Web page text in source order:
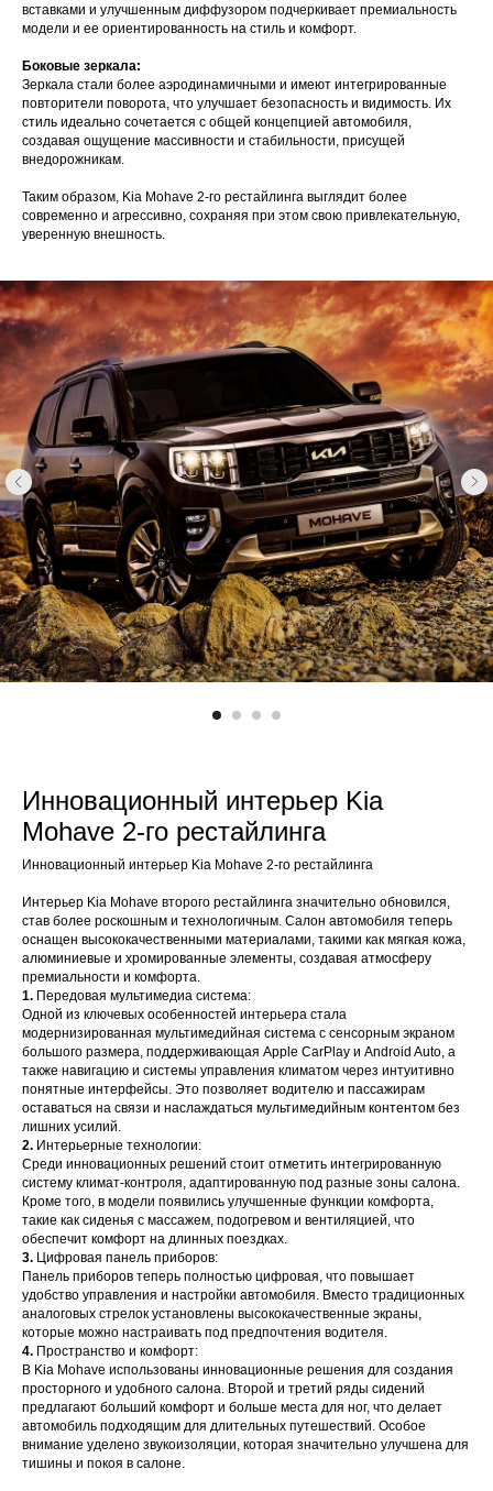
вставками и улучшенным диффузором подчеркивает премиальность
модели и ее ориентированность на стиль и комфорт.
Боковые зеркала:
Зеркала стали более аэродинамичными и имеют интегрированные
повторители поворота, что улучшает безопасность и видимость. Их
стиль идеально сочетается с общей концепцией автомобиля,
создавая ощущение массивности и стабильности, присущей
внедорожникам.
Таким образом, Kia Mohave 2-го рестайлинга выглядит более
современно и агрессивно, сохраняя при этом свою привлекательную,
уверенную внешность.
Инновационный интерьер Kia
Mohave 2-го рестайлинга
Инновационный интерьер Kia Mohave 2-го рестайлинга
Интерьер Kia Mohave второго рестайлинга значительно обновился,
став более роскошным и технологичным. Салон автомобиля теперь
оснащен высококачественными материалами, такими как мягкая кожа,
алюминиевые и хромированные элементы, создавая атмосферу
премиальности и комфорта.
1. Передовая мультимедиа система:
Одной из ключевых особенностей интерьера стала
модернизированная мультимедийная система с сенсорным экраном
большого размера, поддерживающая Apple CarPlay и Android Auto, а
также навигацию и системы управления климатом через интуитивно
понятные интерфейсы. Это позволяет водителю и пассажирам
оставаться на связи и наслаждаться мультимедийным контентом без
лишних усилий.
2. Интерьерные технологии:
Среди инновационных решений стоит отметить интегрированную
систему климат-контроля, адаптированную под разные зоны салона.
Кроме того, в модели появились улучшенные функции комфорта,
такие как сиденья с массажем, подогревом и вентиляцией, что
обеспечит комфорт на длинных поездках.
3. Цифровая панель приборов:
Панель приборов теперь полностью цифровая, что повышает
удобство управления и настройки автомобиля. Вместо традиционных
аналоговых стрелок установлены высококачественные экраны,
которые можно настраивать под предпочтения водителя.
4. Пространство и комфорт:
В Kia Mohave использованы инновационные решения для создания
просторного и удобного салона. Второй и третий ряды сидений
предлагают больший комфорт и больше места для ног, что делает
автомобиль подходящим для длительных путешествий. Особое
внимание уделено звукоизоляции, которая значительно улучшена для
тишины и покоя в салоне.